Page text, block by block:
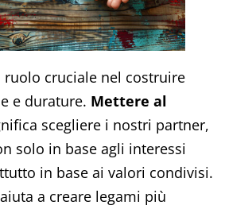
ruolo cruciale nel costruire
e durature. Mettere al
scegliere i nostri partner,
solo in base agli interessi
in base ai valori condivisi.
a creare legami più